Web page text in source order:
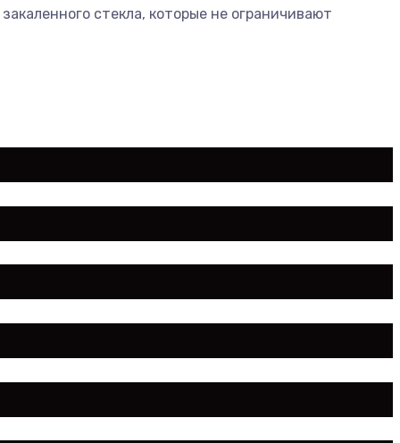
стекла, которые не ограничивают